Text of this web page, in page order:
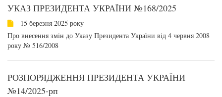
УКАЗ ПРЕЗИДЕНТА УКРАЇНИ №168/2025
15 березня 2025 року
Про внесення змін до Указу Президента України від 4 червня 2008
року № 516/2008
РОЗПОРЯДЖЕННЯ ПРЕЗИДЕНТА УКРАЇНИ
№14/2025-рп